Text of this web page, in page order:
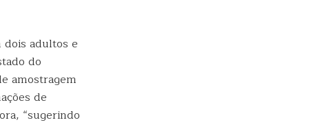
dois adultos e
do
amostragem
de
“sugerindo